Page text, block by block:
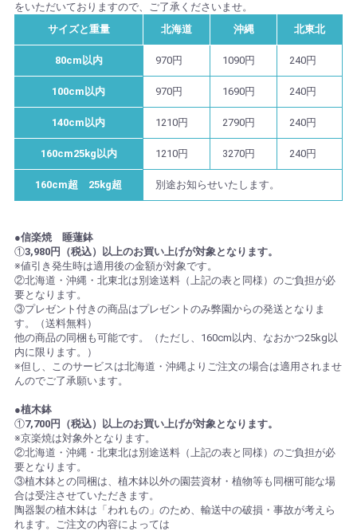
をいただいておりますので、ご了承くださいませ。
サイズと重量
北海道 沖縄 北東北
80cm以内 970円 1090円 240円
100cm以内 970円 1690円 240円
140cm以内 1210円 2790円 240円
160cm25kg以内 1210円 3270円 240円
160cm超 25kg超 別途お知らせいたします。
●信楽焼 睡蓮鉢
①3,980円（税込）以上のお買い上げが対象となります。
※値引き発生時は適用後の金額が対象です。
②北海道・沖縄・北東北は別途送料（上記の表と同様）のご負担が必
要となります。
③プレゼント付きの商品はプレゼントのみ弊園からの発送となりま
す。（送料無料）
他の商品の同梱も可能です。（ただし、160cm以内、なおかつ25kg以
内に限ります。）
※但し、このサービスは北海道・沖縄よりご注文の場合は適用されませ
んのでご了承願います。
●植木鉢
①7,700円（税込）以上のお買い上げが対象となります。
※京楽焼は対象外となります。
②北海道・沖縄・北東北は別途送料（上記の表と同様）のご負担が必
要となります。
③植木鉢との同梱は、植木鉢以外の園芸資材・植物等も同梱可能な場
合は受注させていただきます。
陶器製の植木鉢は「われもの」のため、輸送中の破損・事故が考えら
れます。ご注文の内容によっては